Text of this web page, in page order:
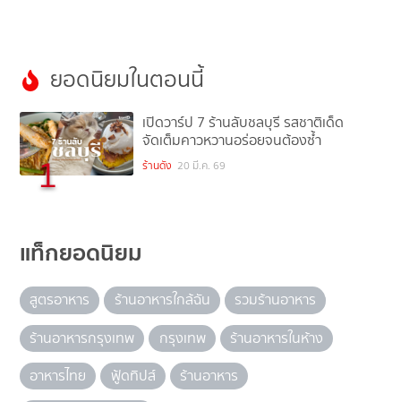
ยอดนิยมในตอนนี้
1
เปิดวาร์ป 7 ร้านลับชลบุรี รสชาติเด็ด
จัดเต็มคาวหวานอร่อยจนต้องซ้ำ
ร้านดัง 20 มี.ค. 69
แท็กยอดนิยม
สูตรอาหาร ร้านอาหารใกล้ฉัน
รวมร้านอาหาร
ร้านอาหารกรุงเทพ
กรุงเทพ
ร้านอาหารในห้าง
อาหารไทย
ฟู้ดทิปส์
ร้านอาหาร